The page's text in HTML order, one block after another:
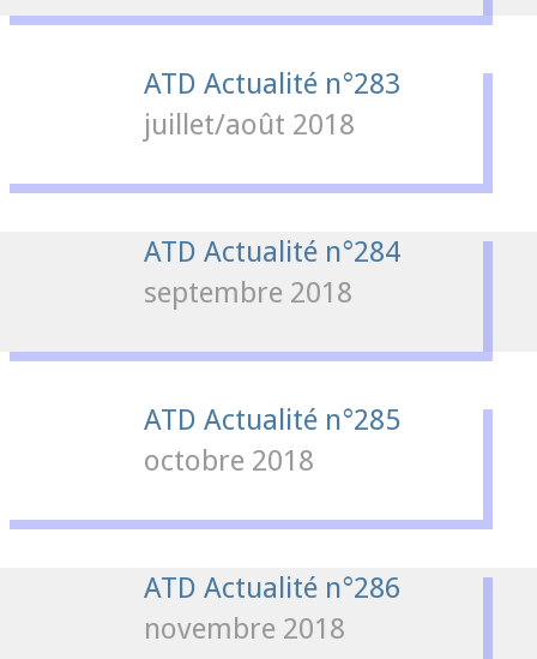
ATD Actualité n°283
juillet/août 2018
ATD Actualité n°284
septembre 2018
ATD Actualité n°285
octobre 2018
ATD Actualité n°286
novembre 2018